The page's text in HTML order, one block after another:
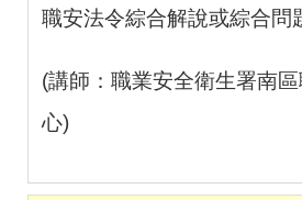
職安法令綜合解說或綜合問
(講師：職業安全衛生署南
心)